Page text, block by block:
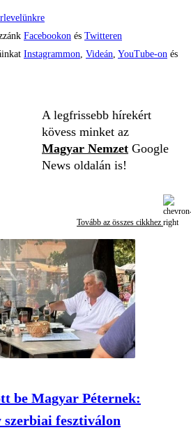
Facebookon és Twitteren
Instagrammon Videán YouTube-on és
A legfrissebb hírekért
kövess minket az
Magyar Nemzet Google
News oldalán is!
Tovább az összes cikkhez
be Magyar Péternek:
fesztiválon